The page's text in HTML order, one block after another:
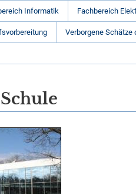
Informatik Fachbereich
Verborgene